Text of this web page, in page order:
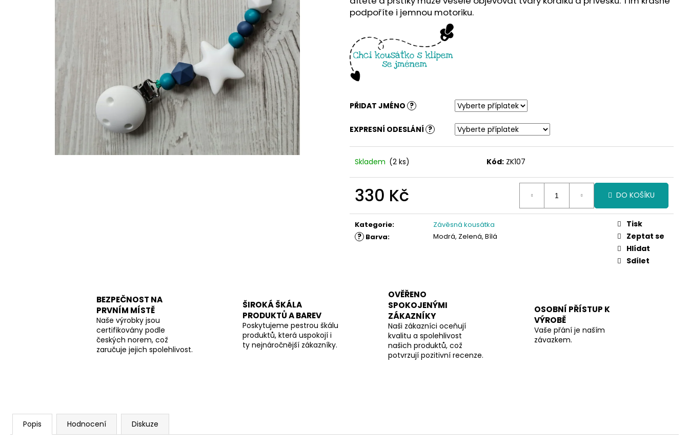
podpoříte i jemnou motoriku.
PŘIDAT JMÉNO ?
EXPRESNÍ ODESLÁNÍ ?
Skladem (2 ks) Kód: ZK107
330 Kč
cena:
DO KOŠÍKU
Kategorie: Závěsná kousátka
? Barva: Modrá, Zelená, Bílá
Tisk
Zeptat se
Hlídat
Sdílet
BEZPEČNOST NA
PRVNÍM MÍSTĚ
Naše výrobky jsou
certifikovány podle
českých norem, což
zaručuje jejich spolehlivost.
ŠIROKÁ ŠKÁLA
PRODUKTŮ A BAREV
Poskytujeme pestrou škálu
produktů, která uspokojí i
ty nejnáročnější zákazníky.
OVĚŘENO
SPOKOJENÝMI
ZÁKAZNÍKY
Naši zákazníci oceňují
kvalitu a spolehlivost
našich produktů, což
potvrzují pozitivní recenze.
OSOBNÍ PŘÍSTUP K
VÝROBĚ
Vaše přání je naším
závazkem.
Popis Hodnocení Diskuze